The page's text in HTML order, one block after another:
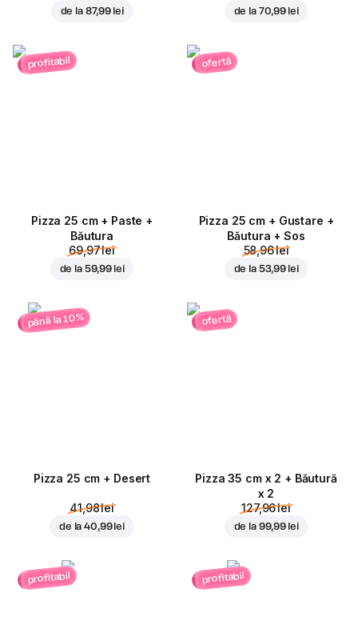
de la 87,99 lei de la 70,99 lei
profitabil
Pizza 25 cm + Paste +
Băutura
69,97 lei
de la 59,99 lei
ofertă
Pizza 25 cm + Gustare +
Băutura + Sos
58,96 lei
de la 53,99 lei
până la 10%
Pizza 25 cm + Desert
41,98 lei
de la40,99 lei
ofertă
Pizza 35 cm x 2 + Băutură
x 2
127,96 lei
de la 99,99 lei
profitabil profitabil